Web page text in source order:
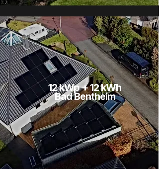
12 kWp + 12 kWh
Bad Bentheim